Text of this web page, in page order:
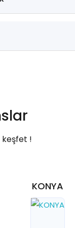
keşfet !
KONYA